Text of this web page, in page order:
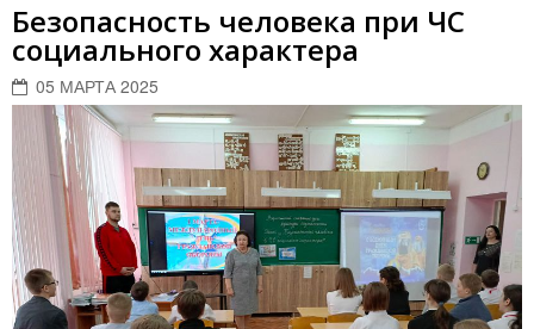
Безопасность человека при ЧС
социального характера
05 МАРТА 2025